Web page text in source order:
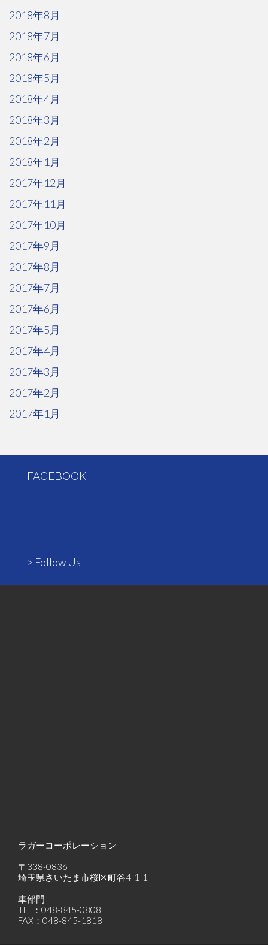
2018年8月
2018年7月
2018年6月
2018年5月
2018年4月
2018年3月
2018年2月
2018年1月
2017年12月
2017年11月
2017年10月
2017年9月
2017年8月
2017年7月
2017年6月
2017年5月
2017年4月
2017年3月
2017年2月
2017年1月
FACEBOOK
> Follow Us
ラガーコーポレーション
〒338-0836
埼玉県さいたま市桜区町谷4-1-1
車部門
TEL：048-845-0808
FAX：048-845-1818